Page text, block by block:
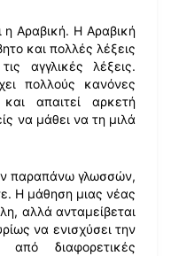
η Αραβική. Η Αραβική
και πολλές λέξεις
αγγλικές λέξεις.
πολλούς κανόνες
απαιτεί αρκετή
να μάθει να τη μιλά
παραπάνω γλωσσών,
Η μάθηση μιας νέας
αλλά ανταμείβεται
να ενισχύσει την
από διαφορετικές